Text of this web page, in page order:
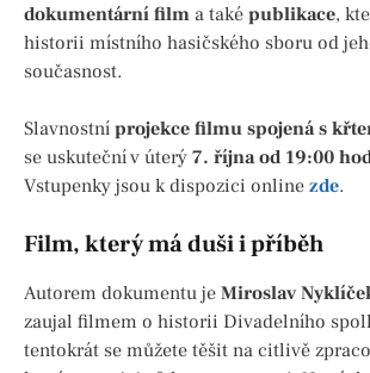
dokumentární film a také publikace,
historii místního hasičského sboru od
současnost.
Slavnostní projekce filmu spojená s
se uskuteční v úterý 7. října od 19:00
Vstupenky jsou k dispozici online zde.
Film, který má duši i příběh
Autorem dokumentu je Miroslav
zaujal filmem o historii Divadelního
tentokrát se můžete těšit na citlivě